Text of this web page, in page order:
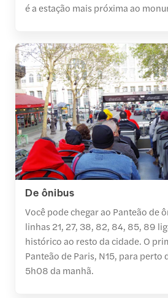
é a estação mais próxima ao
De ônibus
Você pode chegar ao Panteão de
linhas 21, 27, 38, 82, 84, 85, 89
histórico ao resto da cidade. O
Panteão de Paris, N15, para perto
5h08 da manhã.